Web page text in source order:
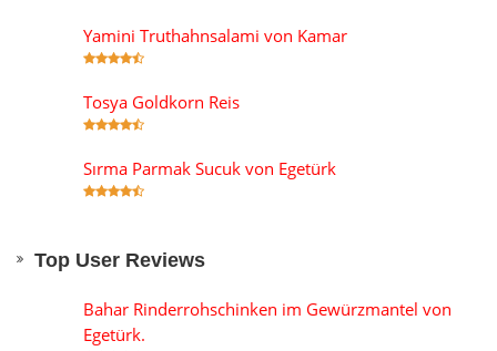
Yamini Truthahnsalami von Kamar
Tosya Goldkorn Reis
Sırma Parmak Sucuk von Egetürk
Top User Reviews
Bahar Rinderrohschinken im Gewürzmantel von
Egetürk.